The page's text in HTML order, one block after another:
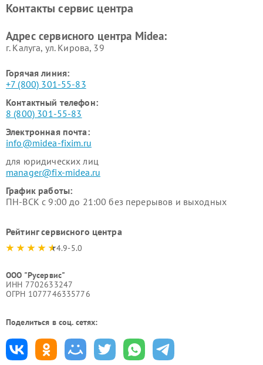
пылесосов Midea
Midea
Контакты сервис центра
Адрес сервисного центра Midea:
г. Калуга, ул. Кирова, 39
Горячая линия:
+7 (800) 301-55-83
Контактный телефон:
8 (800) 301-55-83
Электронная почта:
info@midea-fixim.ru
для юридических лиц
manager@fix-midea.ru
График работы:
ПН-ВСК с 9:00 до 21:00 без перерывов и выходных
Рейтинг сервисного центра
4.9-5.0
ООО "Русервис"
ИНН 7702633247
ОГРН 1077746335776
Поделиться в соц. сетях: